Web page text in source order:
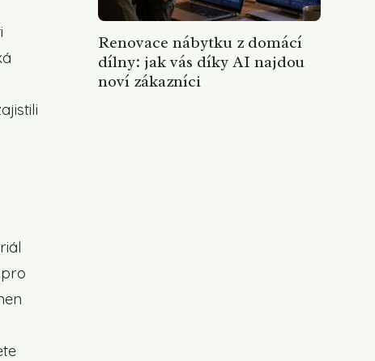
Renovace nábytku z domácí
dílny: jak vás díky AI najdou
noví zákazníci